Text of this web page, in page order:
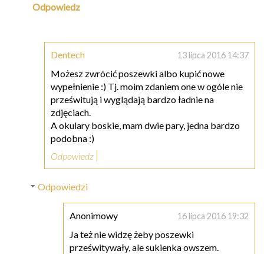
Odpowiedz
Dentech 13 lipca 2016 14:37
Możesz zwrócić poszewki albo kupić nowe
wypełnienie :) Tj. moim zdaniem one w ogóle nie
prześwitują i wyglądają bardzo ładnie na
zdjęciach.
A okulary boskie, mam dwie pary, jedna bardzo
podobna :)
Odpowiedz
Odpowiedzi
Anonimowy 16 lipca 2016 19:32
Ja też nie widzę żeby poszewki
prześwitywały, ale sukienka owszem.